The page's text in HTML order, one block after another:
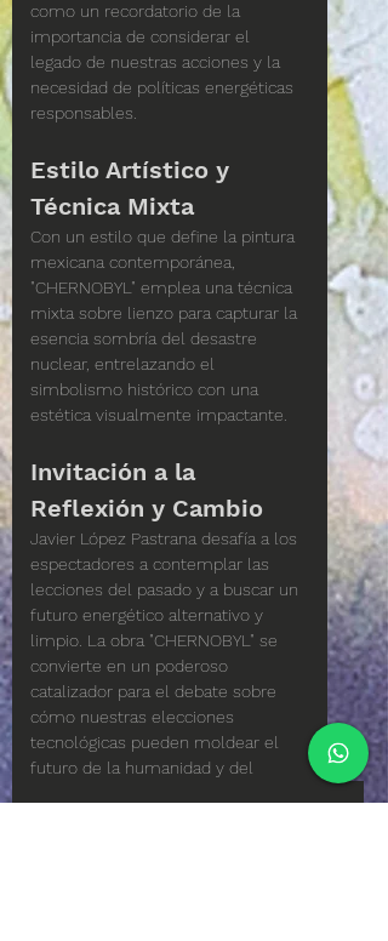
como un recordatorio de la
importancia de considerar el
legado de nuestras acciones y la
necesidad de políticas energéticas
responsables.
Estilo Artístico y
Técnica Mixta
Con un estilo que define la pintura
mexicana contemporánea,
"CHERNOBYL" emplea una técnica
mixta sobre lienzo para capturar la
esencia sombría del desastre
nuclear, entrelazando el
simbolismo histórico con una
estética visualmente impactante.
Invitación a la
Reflexión y Cambio
Javier López Pastrana desafía a los
espectadores a contemplar las
lecciones del pasado y a buscar un
futuro energético alternativo y
limpio. La obra "CHERNOBYL" se
convierte en un poderoso
catalizador para el debate sobre
cómo nuestras elecciones
tecnológicas pueden moldear el
futuro de la humanidad y del